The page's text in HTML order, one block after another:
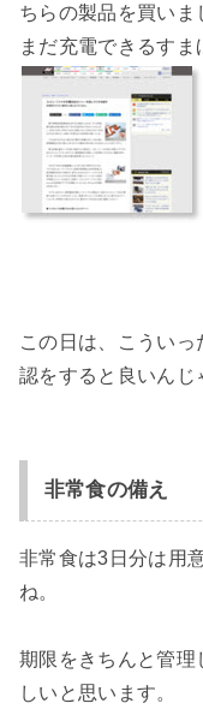
ちらの製品を買いま
まだ充電できるす
この日は、こうい
認をすると良いんじ
非常食の備え
非常食は3日分は用
ね。
期限をきちんと管理
しいと思います。